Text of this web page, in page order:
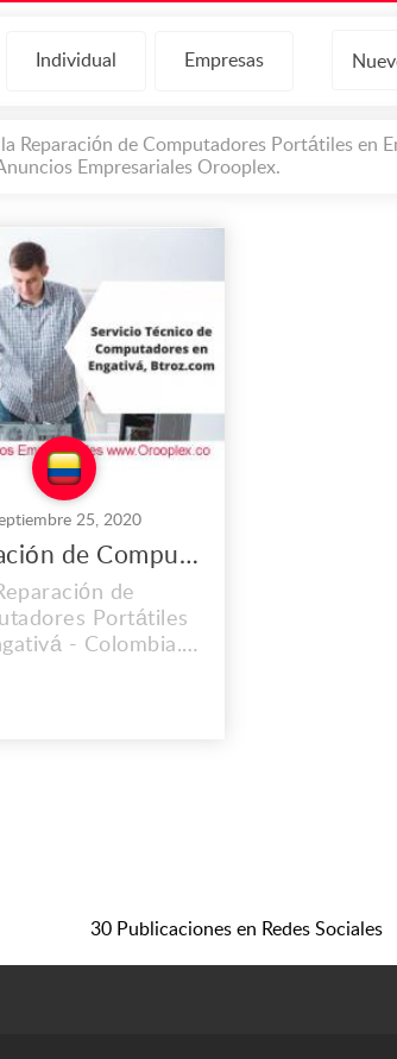
Individual Empresas
Reparación de Computadores Portátiles en
Empresariales Orooplex.
25, 2020
Reparación de Computadores Portátiles en Engativá
de
Portátiles
- Colombia.
calidad ...30 Publicaciones en Redes Sociales